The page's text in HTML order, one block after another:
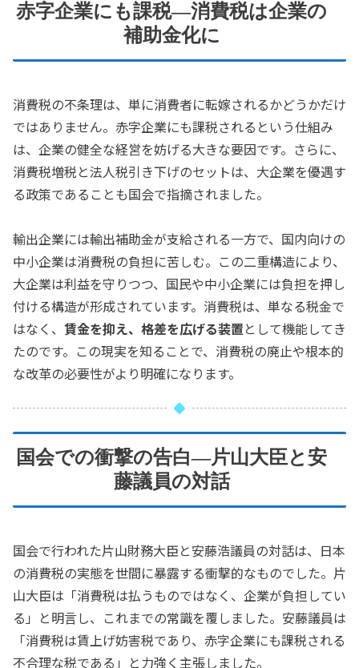
赤字企業にも課税—消費税は企業の
補助金化に
消費税の不条理は、単に消費者に転嫁されるかどうかだけ
ではありません。赤字企業にも課税されるという仕組み
は、企業の健全な経営を妨げる大きな要因です。さらに、
消費税増税と法人税引き下げのセットは、大企業を優遇す
る政策であることも国会で指摘されました。
輸出企業には輸出補助金が支給される一方で、国内向けの
中小企業は消費税の負担に苦しむ。この二重構造により、
大企業は利益を守りつつ、国民や中小企業には負担を押し
付ける構造が形成されています。消費税は、単なる税金で
はなく、 賃金を抑え、格差を広げる装置として機能してき
たのです。この現実を知ることで、消費税の廃止や根本的
な改革の必要性がより明確になります。
国会での衝撃の告白—片山大臣と安
藤議員の対話
国会で行われた片山財務大臣と安藤浩議員の対話は、日本
の消費税の実態を世間に暴露する衝撃的なものでした。片
山大臣は「消費税は払うものではなく、企業が負担してい
る」と明言し、これまでの常識を覆しました。安藤議員は
「消費税は賃上げ妨害税であり、赤字企業にも課税される
不合理な税である」と力強く主張しました。